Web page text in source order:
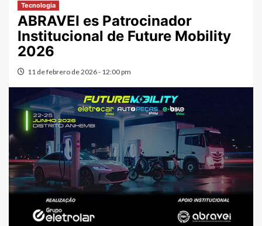
Tecnologia
ABRAVEI es Patrocinador
Institucional de Future Mobility
2026
11 de febrero de 2026 - 12:00 pm